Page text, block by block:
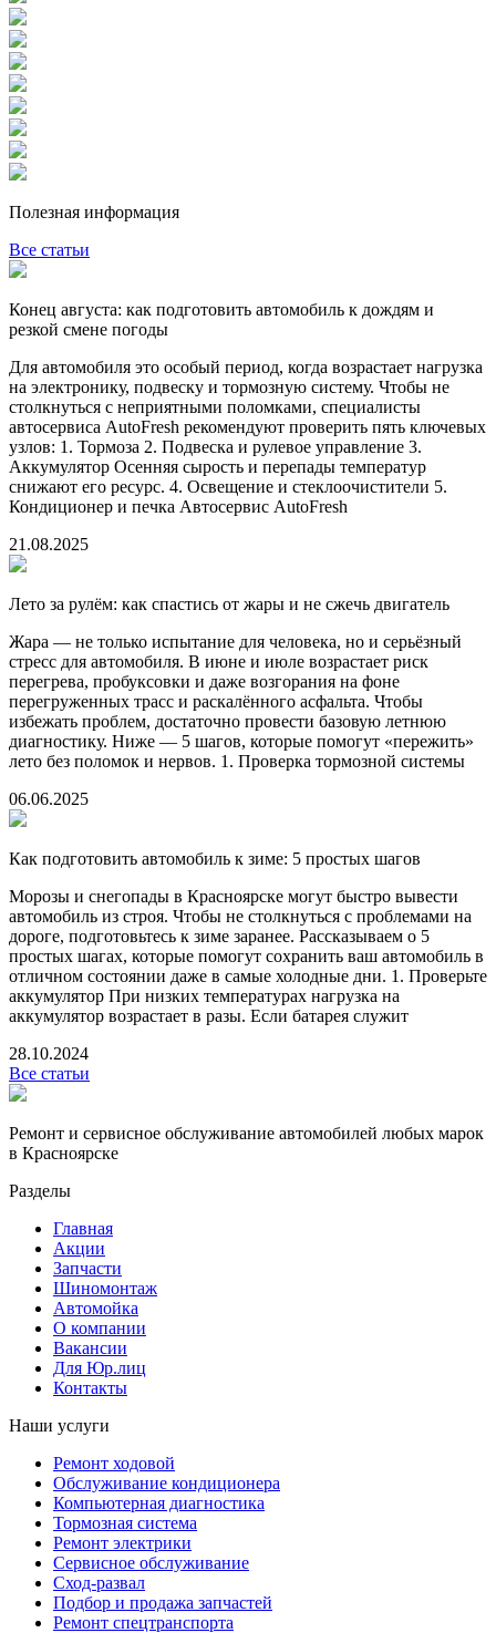
Полезная информация
Все статьи
Конец августа: как подготовить автомобиль к дождям и
резкой смене погоды
Для автомобиля это особый период, когда возрастает нагрузка
на электронику, подвеску и тормозную систему. Чтобы не
столкнуться с неприятными поломками, специалисты
автосервиса AutoFresh рекомендуют проверить пять ключевых
узлов: 1. Тормоза 2. Подвеска и рулевое управление 3.
Аккумулятор Осенняя сырость и перепады температур
снижают его ресурс. 4. Освещение и стеклоочистители 5.
Кондиционер и печка Автосервис AutoFresh
21.08.2025
Лето за рулём: как спастись от жары и не сжечь двигатель
Жара — не только испытание для человека, но и серьёзный
стресс для автомобиля. В июне и июле возрастает риск
перегрева, пробуксовки и даже возгорания на фоне
перегруженных трасс и раскалённого асфальта. Чтобы
избежать проблем, достаточно провести базовую летнюю
диагностику. Ниже — 5 шагов, которые помогут «пережить»
лето без поломок и нервов. 1. Проверка тормозной системы
06.06.2025
Как подготовить автомобиль к зиме: 5 простых шагов
Морозы и снегопады в Красноярске могут быстро вывести
автомобиль из строя. Чтобы не столкнуться с проблемами на
дороге, подготовьтесь к зиме заранее. Рассказываем о 5
простых шагах, которые помогут сохранить ваш автомобиль в
отличном состоянии даже в самые холодные дни. 1. Проверьте
аккумулятор При низких температурах нагрузка на
аккумулятор возрастает в разы. Если батарея служит
28.10.2024
Все статьи
Ремонт и сервисное обслуживание автомобилей любых марок
в Красноярске
Разделы
Главная
Акции
Запчасти
Шиномонтаж
Автомойка
О компании
Вакансии
Для Юр.лиц
Контакты
Наши услуги
Ремонт ходовой
Обслуживание кондиционера
Компьютерная диагностика
Тормозная система
Ремонт электрики
Сервисное обслуживание
Сход-развал
Подбор и продажа запчастей
Ремонт спецтранспорта